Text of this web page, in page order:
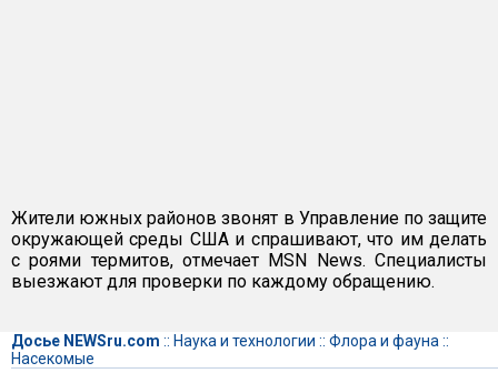
Жители южных районов звонят в Управление по защите
окружающей среды США и спрашивают, что им делать
с роями термитов, отмечает MSN News. Специалисты
выезжают для проверки по каждому обращению.
Досье NEWSru.com :: Наука и технологии :: Флора и фауна ::
Насекомые